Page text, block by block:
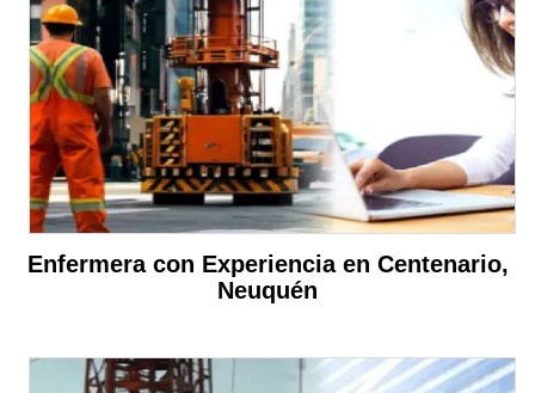
Enfermera con Experiencia en Centenario,
Neuquén